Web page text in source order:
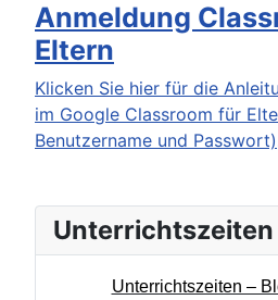
Anmeldung
Eltern
Klicken Sie hier für die
im Google Classroom für
Benutzername und Passwort)
Unterrichtszeiten
Unterrichtszeiten –